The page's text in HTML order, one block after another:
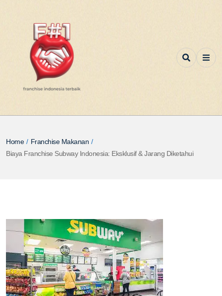
Home / Franchise Makanan /
Biaya Franchise Subway Indonesia: Eksklusif & Jarang Diketahui